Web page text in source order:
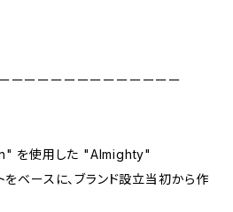
ーーーーーーーーーーーーー
を使用した "Almighty"
をベースに、ブランド設立当初から作